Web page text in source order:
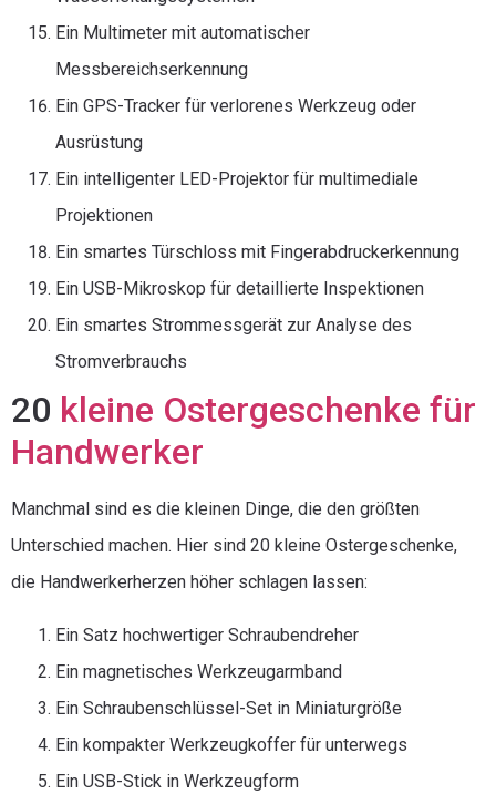
Ein Multimeter mit automatischer
Messbereichserkennung
Ein GPS-Tracker für verlorenes Werkzeug oder
Ausrüstung
Ein intelligenter LED-Projektor für multimediale
Projektionen
Ein smartes Türschloss mit Fingerabdruckerkennung
Ein USB-Mikroskop für detaillierte Inspektionen
Ein smartes Strommessgerät zur Analyse des
Stromverbrauchs
20 kleine Ostergeschenke für
Handwerker
Manchmal sind es die kleinen Dinge, die den größten
Unterschied machen. Hier sind 20 kleine Ostergeschenke,
die Handwerkerherzen höher schlagen lassen:
Ein Satz hochwertiger Schraubendreher
Ein magnetisches Werkzeugarmband
Ein Schraubenschlüssel-Set in Miniaturgröße
Ein kompakter Werkzeugkoffer für unterwegs
Ein USB-Stick in Werkzeugform